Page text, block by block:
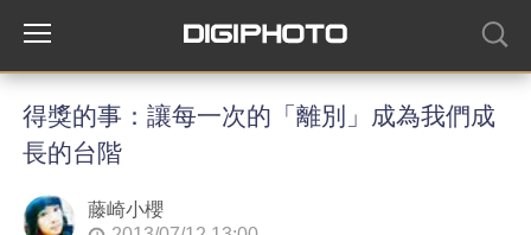
得獎的事：讓每一次的「離別」成為我們成
長的台階
藤崎小櫻